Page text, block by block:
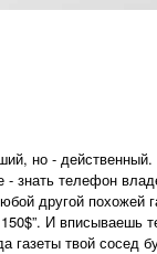
но -
- знать телефон
другой
И
твой сосед